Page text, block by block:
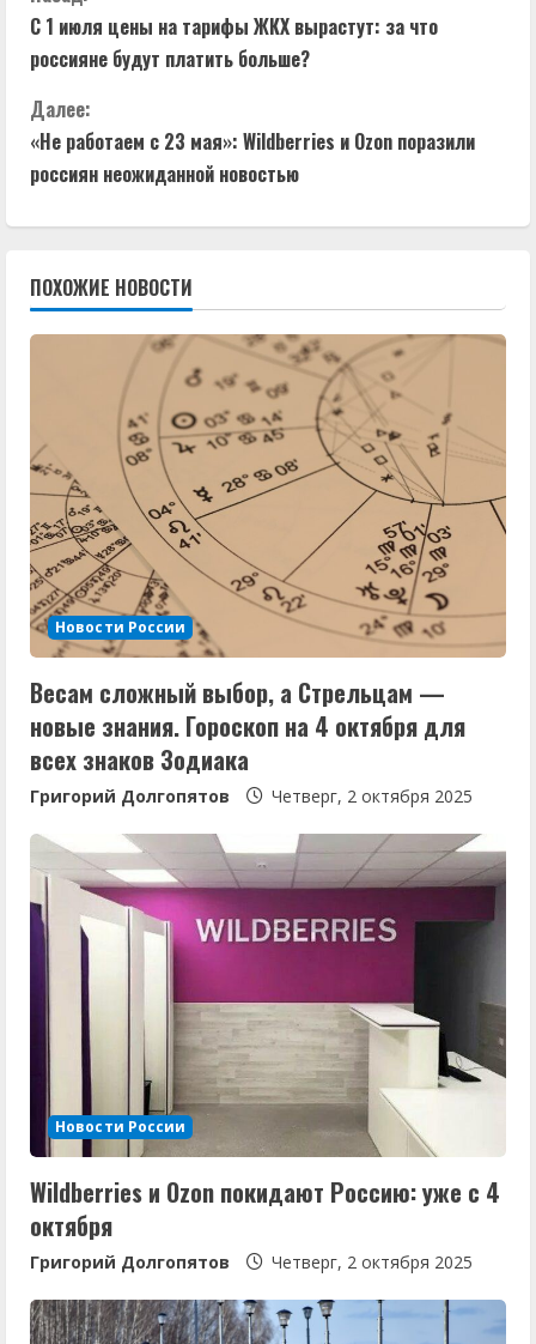
р
о
д
о
ж
и
ь
ч
т
е
н
и
е
С 1 июля цены на тарифы ЖКХ вырастут: за что
россияне будут платить больше?
Далее:
«Не работаем с 23 мая»: Wildberries и Ozon поразили
россиян неожиданной новостью
ПОХОЖИЕ НОВОСТИ
Новости России
Весам сложный выбор, а Стрельцам —
новые знания. Гороскоп на 4 октября для
всех знаков Зодиака
Григорий Долгопятов Четверг, 2 октября 2025
Новости России
Wildberries и Ozon покидают Россию: уже с 4
октября
Григорий Долгопятов Четверг, 2 октября 2025